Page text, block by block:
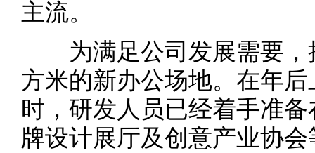
主流。
为满足公司发展需要，
方米的新办公场地。在年
时，研发人员已经着手准
牌设计展厅及创意产业协